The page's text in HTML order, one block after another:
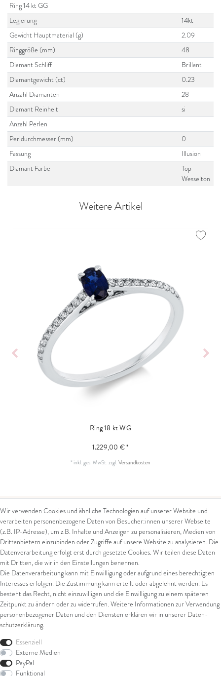
Ring 14 kt GG
Legierung
14kt
Gewicht Hauptmaterial (g)
2.09
Ringgröße (mm)
48
Diamant Schliff
Brillant
Diamantgewicht (ct)
0.23
Anzahl Diamanten
28
Diamant Reinheit
si
Anzahl Perlen
Perldurchmesser (mm)
0
Fassung
Illusion
Diamant Farbe
Top
Wesselton
Weitere Artikel
Ring 18 kt WG
1.229,00 € *
* inkl. ges. MwSt.zzgl.Versandkosten
Kontakt
Kontaktformular
Arena in Arte GmbH
Marktgasse 2,
8600 Dübendorf
Tel: +41 44 821 60 40
E-Mail:info@goldschmiede-
arena.com
Rechtliches
AGB
Impressum
Datenschutz
Widerrufsrecht
Zahlung und Versand
Widerrufsformular
Wir verwenden Cookies und ähnliche Technologien auf unserer Website und
verarbeiten personenbezogene Daten von Besucher:innen unserer Webseite
(z.B. IP-Adresse), um z.B. Inhalte und Anzeigen zu personalisieren, Medien von
Drittanbietern einzubinden oder Zugriffe auf unsere Website zu analysieren. Die
Datenverarbeitung erfolgt erst durch gesetzte Cookies. Wir teilen diese Daten
mit Dritten, die wir in den Einstellungen benennen.
Die Datenverarbeitung kann mit Einwilligung oder aufgrund eines berechtigten
Interesses erfolgen. Die Zustimmung kann erteilt oder abgelehnt werden. Es
besteht das Recht, nicht einzuwilligen und die Einwilligung zu einem späteren
Zeitpunkt zu ändern oder zu widerrufen. Weitere Informationen zur Verwendung
personenbezogener Daten und den Diensten erklären wir in unserer Daten­
schutz­erklärung.
Essenziell
Externe Medien
PayPal
Funktional